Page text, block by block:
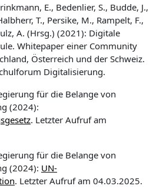
E., Bedenlier, S., Budde, J.,
T., Persike, M., Rampelt, F.,
A. (Hrsg.) (2021): Digitale
Whitepaper einer Community
Österreich und der Schweiz.
Digitalisierung.
für die Belange von
(2024):
. Letzter Aufruf am
für die Belange von
(2024): UN-
. Letzter Aufruf am 04.03.2025.